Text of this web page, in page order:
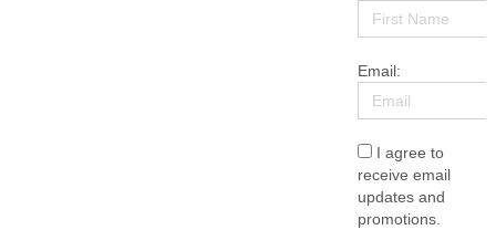
Email:
I agree to
receive email
updates and
promotions.